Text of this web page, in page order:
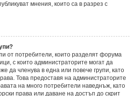
мнения, които са в разрез с
от потребители, които разделят форума
с които администраторите могат да
да членува в една или повече групи, като
Това предоставя на администраторите
на много потребители наведнъж, като
права или даване на достъп до скрит